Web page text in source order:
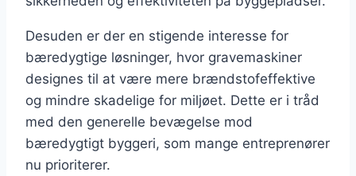
Desuden er der en stigende interesse for
bæredygtige løsninger, hvor gravemaskiner
designes til at være mere brændstofeffektive
og mindre skadelige for miljøet. Dette er i tråd
med den generelle bevægelse mod
bæredygtigt byggeri, som mange entreprenører
nu prioriterer.